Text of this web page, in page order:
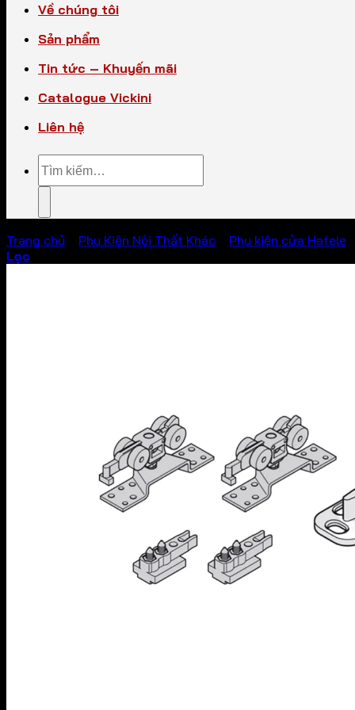
Về chúng tôi
Sản phẩm
Tin tức – Khuyến mãi
Catalogue Vickini
Liên hệ
Tìm
kiếm:
Trang chủ Phụ Kiện Nội Thất Khác Phụ kiện cửa Hafele
Lọc